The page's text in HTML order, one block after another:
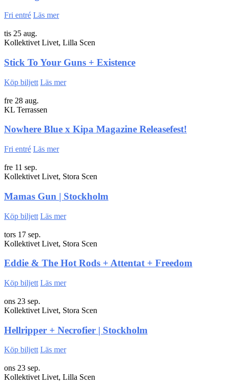
Fri entré Läs mer
tis 25 aug.
Kollektivet Livet, Lilla Scen
Stick To Your Guns + Existence
Köp biljett Läs mer
fre 28 aug.
KL Terrassen
Nowhere Blue x Kipa Magazine Releasefest!
Fri entré Läs mer
fre 11 sep.
Kollektivet Livet, Stora Scen
Mamas Gun | Stockholm
Köp biljett Läs mer
tors 17 sep.
Kollektivet Livet, Stora Scen
Eddie & The Hot Rods + Attentat + Freedom
Köp biljett Läs mer
ons 23 sep.
Kollektivet Livet, Stora Scen
Hellripper + Necrofier | Stockholm
Köp biljett Läs mer
ons 23 sep.
Kollektivet Livet, Lilla Scen